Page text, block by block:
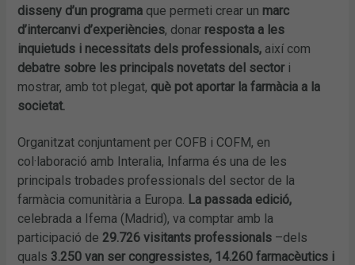
disseny d’un programa que permeti crear un marc
d’intercanvi d’experiències, donar resposta a les
inquietuds i necessitats dels professionals, així com
debatre sobre les principals novetats del sectori
mostrar, amb tot plegat, què pot aportar la farmàcia a la
societat.
Organitzat conjuntament per COFB i COFM, en
col·laboració amb Interalia, Infarma és una de les
principals trobades professionals del sector de la
farmàcia comunitària a Europa. La passada edició,
celebrada a Ifema (Madrid), va comptar amb la
participació de 29.726 visitants professionals –dels
quals 3.250 van ser congressistes, 14.260 farmacèutics i